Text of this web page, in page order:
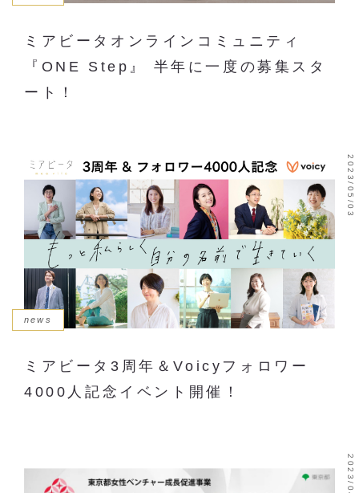
ミアビータオンラインコミュニティ
『ONE Step』 半年に一度の募集スタ
ート！
news
ミアビータ3周年＆Voicyフォロワー
4000人記念イベント開催！
2023/05/03